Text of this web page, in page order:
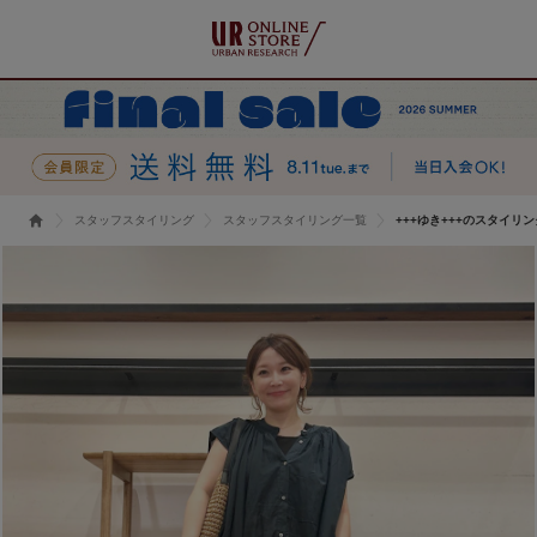
スタッフスタイリング スタッフスタイリング一覧 +++ゆき+++のスタイリン